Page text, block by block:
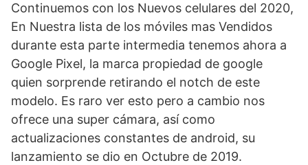
Continuemos con los Nuevos celulares del 2020,
En Nuestra lista de los móviles mas Vendidos
durante esta parte intermedia tenemos ahora a
Google Pixel, la marca propiedad de google
quien sorprende retirando el notch de este
modelo. Es raro ver esto pero a cambio nos
ofrece una super cámara, así como
actualizaciones constantes de android, su
lanzamiento se dio en Octubre de 2019.